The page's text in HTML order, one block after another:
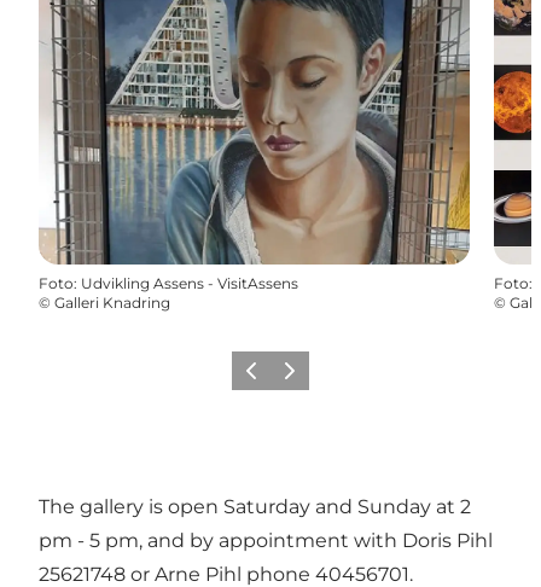
Foto: Udvikling Assens - VisitAssens
© Galleri Knadring
Foto:
©
Precedente
Avanti
The gallery is open Saturday and Sunday at 2
pm - 5 pm, and by appointment with Doris Pihl
25621748 or Arne Pihl phone 40456701.